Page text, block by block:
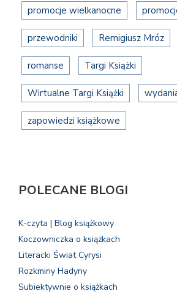
promocje wielkanocne
przewodniki Remigiusz Mróz
romanse Targi Książki
Wirtualne Targi Książki
zapowiedzi książkowe
POLECANE BLOGI
K-czyta | Blog książkowy
Koczowniczka o książkach
Literacki Świat Cyrysi
Rozkminy Hadyny
Subiektywnie o książkach